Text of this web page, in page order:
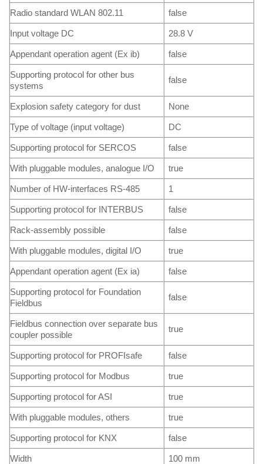
Radio standard WLAN 802.11 false
Input voltage DC 28.8 V
Appendant operation agent (Ex ib) false
Supporting protocol for other bus
systems
false
Explosion safety category for dust None
Type of voltage (input voltage) DC
Supporting protocol for SERCOS false
With pluggable modules, analogue I/O true
Number of HW-interfaces RS-485 1
Supporting protocol for INTERBUS false
Rack-assembly possible false
With pluggable modules, digital I/O true
Appendant operation agent (Ex ia) false
Supporting protocol for Foundation
Fieldbus
false
Fieldbus connection over separate bus
coupler possible
true
Supporting protocol for PROFIsafe false
Supporting protocol for Modbus true
Supporting protocol for ASI true
With pluggable modules, others true
Supporting protocol for KNX false
Width 100 mm